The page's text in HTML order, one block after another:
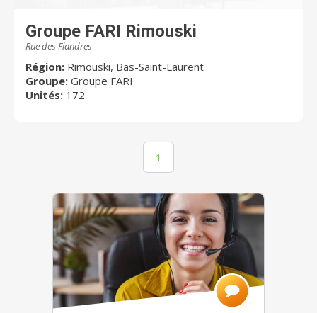
Groupe FARI Rimouski
Rue des Flandres
Région: Rimouski, Bas-Saint-Laurent
Groupe: Groupe FARI
Unités: 172
1